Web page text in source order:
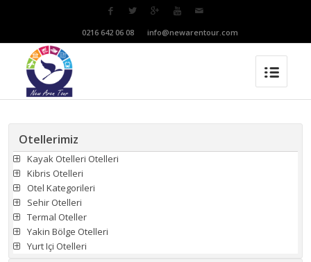
0216 642 06 08 info@newarentour.com
Otellerimiz
Kayak Otelleri Otelleri
Kibris Otelleri
Otel Kategorileri
Sehir Otelleri
Termal Oteller
Yakin Bölge Otelleri
Yurt Içi Otelleri